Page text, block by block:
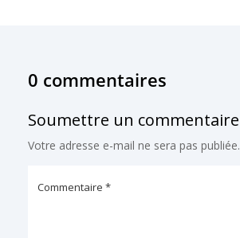
0 commentaires
Soumettre un commentaire
Votre adresse e-mail ne sera pas publiée.